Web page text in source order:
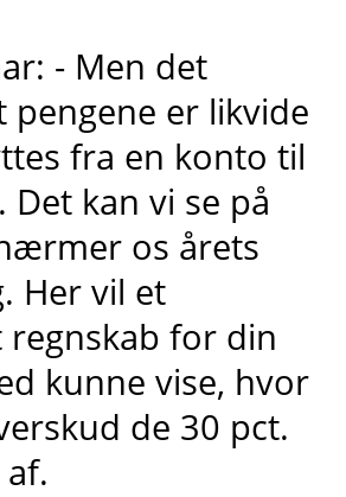
- Men det
er likvide
fra en konto til
Det kan vi se på
os årets
Her vil et
for din
kunne vise, hvor
de 30 pct.